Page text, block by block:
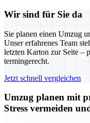
Wir sind für Sie da
Sie planen einen Umzug
Unser erfahrenes Team
letzten Karton zur Seite –
termingerecht.
Jetzt schnell vergleichen
Umzug planen mit
Stress vermeiden